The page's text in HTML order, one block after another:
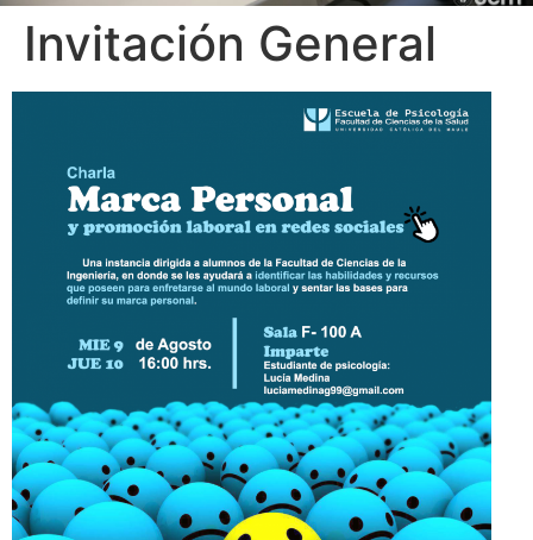
Invitación General